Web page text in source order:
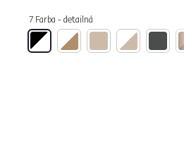
7 Farba - detailná